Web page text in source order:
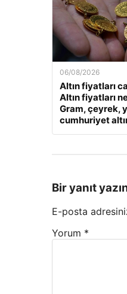
06/08/2026
Altın fiyatları
Altın fiyatları
Gram, çeyrek,
cumhuriyet
Bir yanıt
E-posta
Yorum *